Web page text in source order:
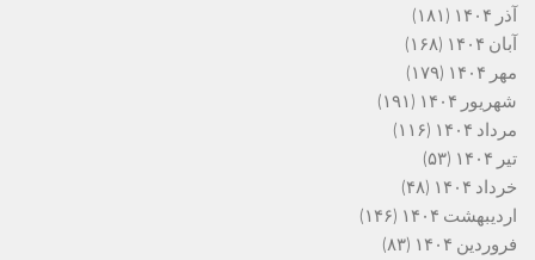
آذر ۱۴۰۴
(۱۸۱)
آبان ۱۴۰۴
(۱۶۸)
مهر ۱۴۰۴
(۱۷۹)
شهریور ۱۴۰۴
(۱۹۱)
مرداد ۱۴۰۴
(۱۱۶)
تیر ۱۴۰۴
(۵۳)
خرداد ۱۴۰۴
(۴۸)
اردیبهشت ۱۴۰۴
(۱۴۶)
فروردین ۱۴۰۴
(۸۳)